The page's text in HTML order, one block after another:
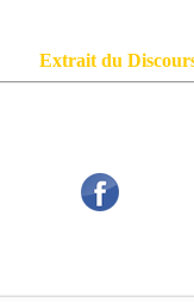
Extrait du
qui passe, et de
et de nos mains aux